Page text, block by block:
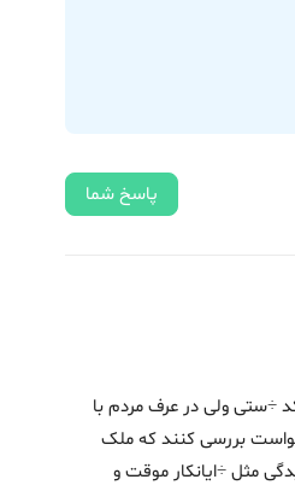
پاسخ شما
÷ستی ولی در عرف مردم با
بررسی کنند که ملک
مثل ÷ایانکار موقت و